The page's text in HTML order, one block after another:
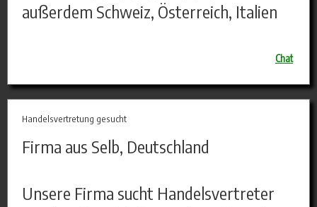
außerdem Schweiz, Österreich, Italien
Chat
Handelsvertretung gesucht
Firma aus Selb, Deutschland
Unsere Firma sucht Handelsvertreter